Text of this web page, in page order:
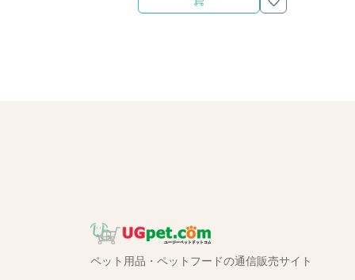
ペット用品・ペットフードの通信販売サイト